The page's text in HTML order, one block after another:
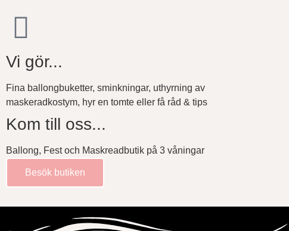
Vi gör...
Fina ballongbuketter, sminkningar, uthyrning av
maskeradkostym, hyr en tomte eller få råd & tips
Kom till oss...
Ballong, Fest och Maskreadbutik på 3 våningar
Besök butiken